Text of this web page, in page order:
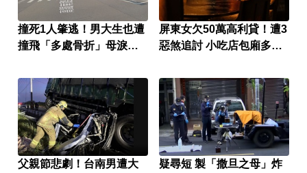
撞死1人肇逃！男大生也遭
撞飛「多處骨折」母淚：
屏東女欠50萬高利貸！遭3
惡煞追討 小吃店包廂多次
父親節悲劇！台南男遭大
疑尋短 製「撒旦之母」炸